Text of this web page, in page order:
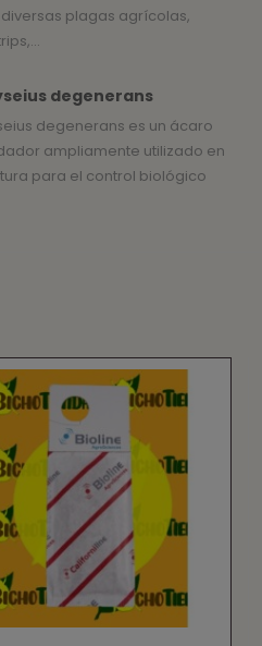
plagas agrícolas,
degenerans
degenerans es un ácaro
ampliamente utilizado en
para el control biológico